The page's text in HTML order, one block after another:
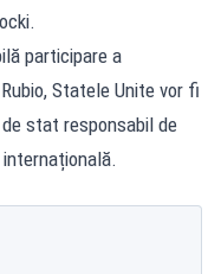
participare a
Statele Unite vor fi
stat responsabil de